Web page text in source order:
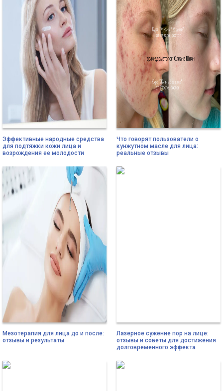
Эффективные народные средства
для подтяжки кожи лица и
возрождения ее молодости
Что говорят пользователи о
кунжутном масле для лица:
реальные отзывы
Мезотерапия для лица до и после:
отзывы и результаты
Лазерное сужение пор на лице:
отзывы и советы для достижения
долговременного эффекта